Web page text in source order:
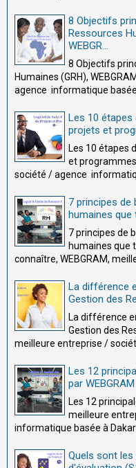
8 Objectifs
Ressources
WEBGR...
8 Objectifs
Humaines (GRH),
agence informatique basée
Les 10 étapes
projets et
Les 10 étapes
et
société / agence
7 principes de
humaines que
7 principes de
humaines que
connaître, WEBGRAM,
La différence
Gestion des
La différence
Gestion des
meilleure entreprise /
Les 12
par
Les 12
meilleure
informatique basée à
Quels sont